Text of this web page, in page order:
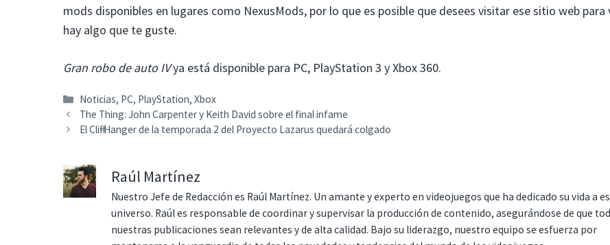
mods disponibles en lugares como NexusMods, por lo que es posible que desees visitar ese sitio web para
hay algo que te guste.
Gran robo de auto IVya está disponible para PC, PlayStation 3 y Xbox 360.
Categorías
Noticias, PC, PlayStation,Xbox
The Thing: John Carpenter y Keith David sobre el final infame
El Cliff-Hanger de la temporada 2 del Proyecto Lazarus quedará colgado
Raúl Martínez
Nuestro Jefe de Redacción es Raúl Martínez. Un amante y experto en videojuegos que ha dedicado su vida a
universo. Raúl es responsable de coordinar y supervisar la producción de contenido, asegurándose de que
nuestras publicaciones sean relevantes y de alta calidad. Bajo su liderazgo, nuestro equipo se esfuerza por